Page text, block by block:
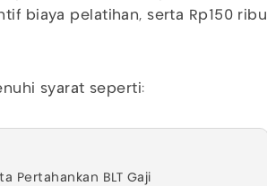
biaya pelatihan, serta Rp150 ribu
syarat seperti:
Pertahankan BLT Gaji